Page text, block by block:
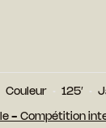
Couleur 125′
- Compétition